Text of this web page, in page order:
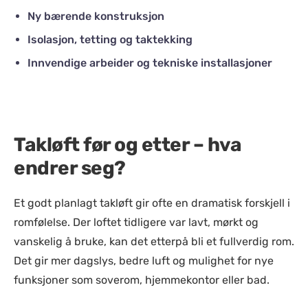
Ny bærende konstruksjon
Isolasjon, tetting og taktekking
Innvendige arbeider og tekniske installasjoner
Takløft før og etter – hva
endrer seg?
Et godt planlagt takløft gir ofte en dramatisk forskjell i
romfølelse. Der loftet tidligere var lavt, mørkt og
vanskelig å bruke, kan det etterpå bli et fullverdig rom.
Det gir mer dagslys, bedre luft og mulighet for nye
funksjoner som soverom, hjemmekontor eller bad.